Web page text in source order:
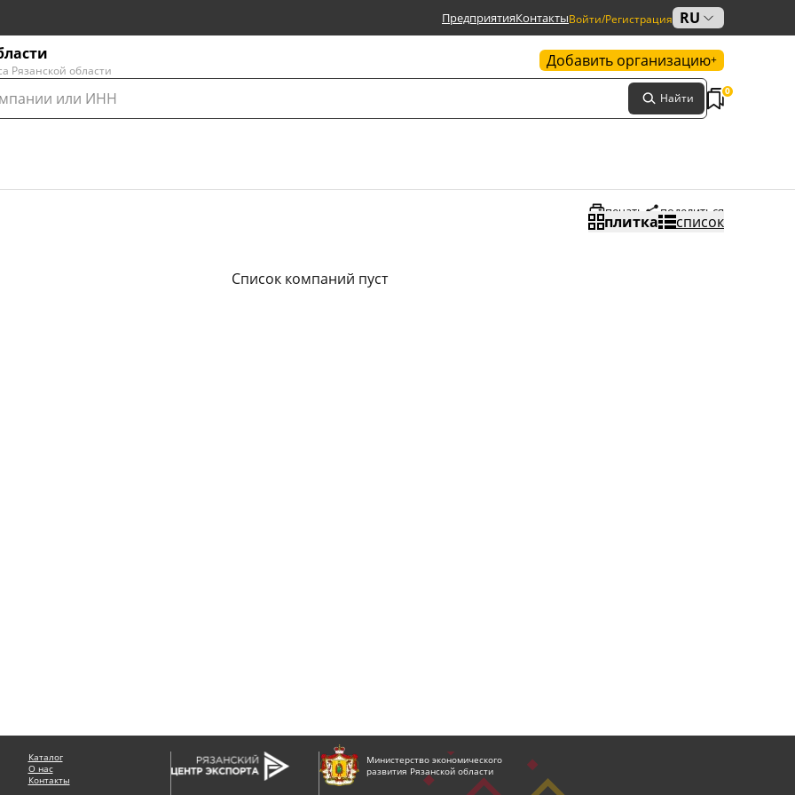
ПредприятияКонтактыВойти/Регистрация RU
Рязанской области
Добавить организацию+
Найти 0
печать поделиться
плитка список
Список компаний пуст
Каталог
О нас
Контакты
Министерство экономического
развития Рязанской области